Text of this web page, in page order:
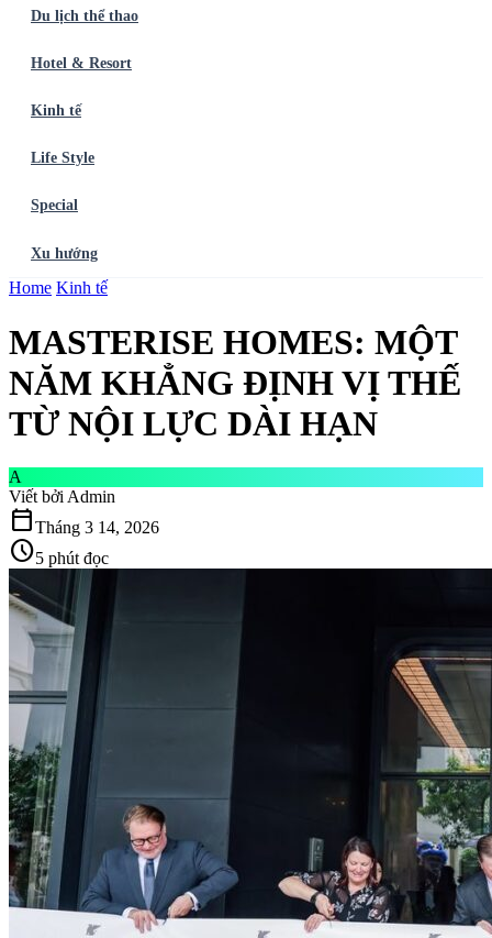
Du lịch thể thao
Hotel & Resort
Kinh tế
Life Style
Special
Xu hướng
Trang chủẨm thực
KÝ NGAY
Home Kinh tế
MASTERISE HOMES: MỘT
NĂM KHẲNG ĐỊNH VỊ THẾ
TỪ NỘI LỰC DÀI HẠN
A
Viết bởi Admin
calendar_todayTháng 3 14, 2026
schedule5 phút đọc